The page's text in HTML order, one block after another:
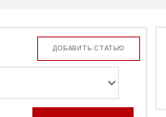
ДОБАВИТЬ СТАТЬЮ